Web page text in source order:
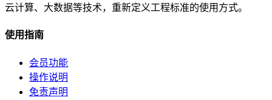
云计算、大数据等技术，重新定义工程标准的使用方式。
使用指南
会员功能
操作说明
免责声明